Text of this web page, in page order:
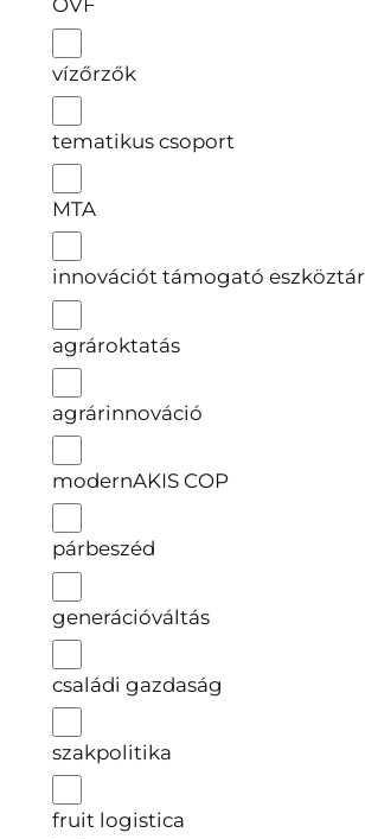
OVF
vízőrzők
tematikus csoport
MTA
innovációt támogató eszköztár
agrároktatás
agrárinnováció
modernAKIS COP
párbeszéd
generációváltás
családi gazdaság
szakpolitika
fruit logistica